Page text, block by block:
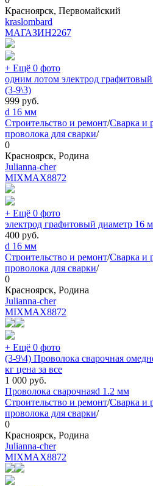
Красноярск, Первомайский
kraslombard
МАГАЗИН2267
+ Ещё 0 фото
одним лотом электрод
(3-9\3)
999 руб.
d 16 мм
Строительство и ремонт/Сварка и
проволока для сварки/
0
Красноярск, Родина
Julianna-cher
MIXMAX8872
+ Ещё 0 фото
электрод графитовый диаметр 16
400 руб.
d 16 мм
Строительство и ремонт/Сварка и
проволока для сварки/
0
Красноярск, Родина
Julianna-cher
MIXMAX8872
+ Ещё 0 фото
(3-9\4) Проволока сварочная
кг цена за все
1 000 руб.
Проволока сварочнаяd 1.2 мм
Строительство и ремонт/Сварка и
проволока для сварки/
0
Красноярск, Родина
Julianna-cher
MIXMAX8872